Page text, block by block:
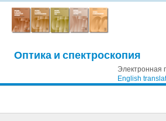
Оптика и спектроскопия
Электронная
English